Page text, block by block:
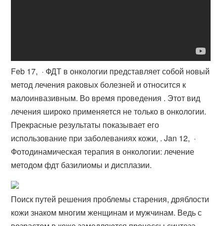
Feb 17, · ФДТ в онкологии представляет собой новый
метод лечения раковых болезней и относится к
малоинвазивным. Во время проведения . Этот вид
лечения широко применяется не только в онкологии.
Прекрасные результаты показывает его
использование при заболеваниях кожи, . Jan 12, ·
Фотодинамическая терапия в онкологии: лечение
методом фдт базилиомы и дисплазии.
Поиск путей решения проблемы старения, дряблости
кожи знаком многим женщинам и мужчинам. Ведь с